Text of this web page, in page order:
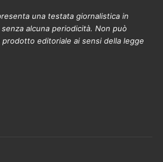
una testata giornalistica in
alcuna periodicità. Non può
editoriale ai sensi della legge